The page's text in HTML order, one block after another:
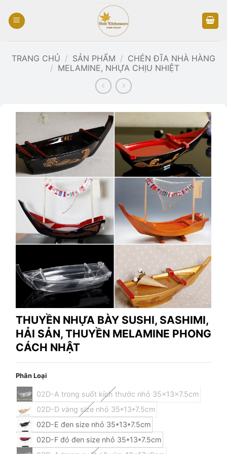
qua
dung
TRANG CHỦ / SẢN PHẨM / CHÉN ĐĨA NHÀ HÀNG
/ MELAMINE, NHỰA CHỊU NHIỆT
THUYỀN NHỰA BÀY SUSHI, SASHIMI,
HẢI SẢN, THUYỀN MELAMINE PHONG
CÁCH NHẬT
Phân Loại
02D-A trong suốt kích thước nhỏ 35x13x7.5cm
02D-D vàng size nhỏ 35*13*7.5cm
02D-E đen size nhỏ 35*13*7.5cm
02D-F đỏ đen size nhỏ 35*13*7.5cm